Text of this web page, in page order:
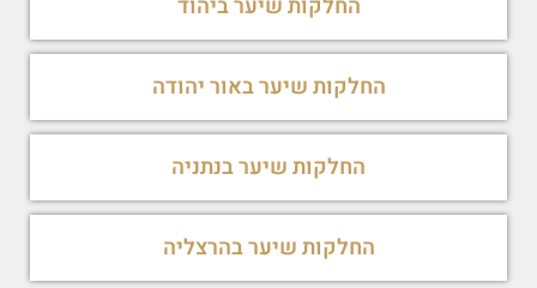
החלקות שיער באור יהודה
החלקות שיער בנתניה
החלקות שיער בהרצליה